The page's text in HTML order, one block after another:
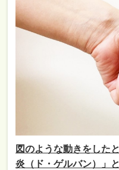
図のような動きをした
炎（ド・ゲルバン）」